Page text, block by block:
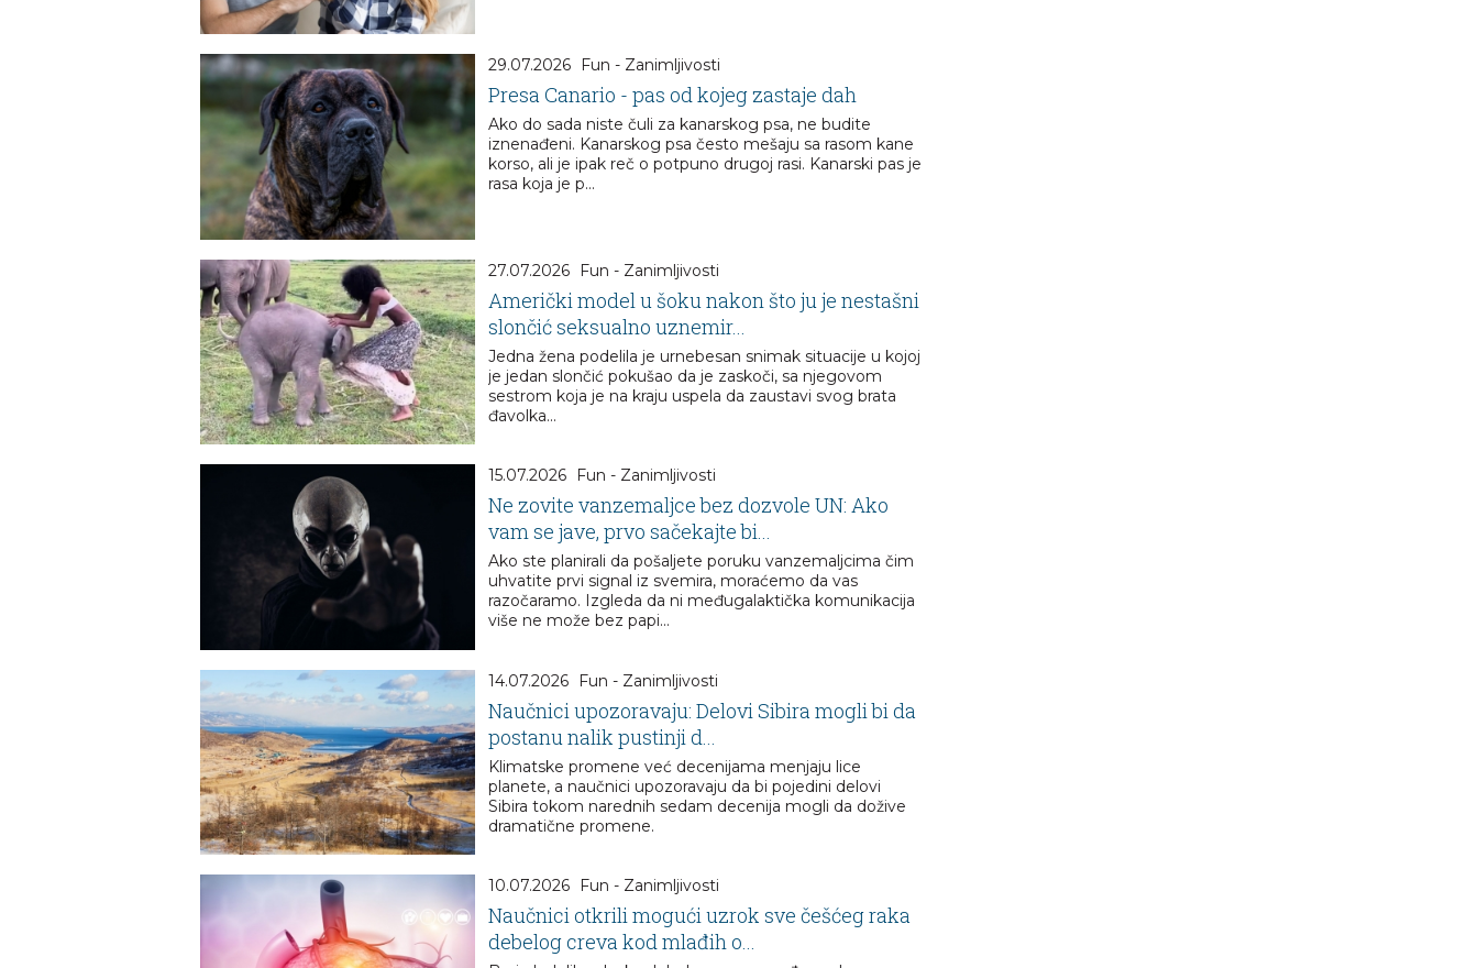
29.07.2026 Fun - Zanimljivosti
Presa Canario - pas od kojeg zastaje dah
Ako do sada niste čuli za kanarskog psa, ne budite
iznenađeni. Kanarskog psa često mešaju sa rasom kane
korso, ali je ipak reč o potpuno drugoj rasi. Kanarski pas je
rasa koja je p...
27.07.2026 Fun - Zanimljivosti
Američki model u šoku nakon što ju je nestašni
slončić seksualno uznemir...
Jedna žena podelila je urnebesan snimak situacije u kojoj
je jedan slončić pokušao da je zaskoči, sa njegovom
sestrom koja je na kraju uspela da zaustavi svog brata
đavolka...
15.07.2026 Fun - Zanimljivosti
Ne zovite vanzemaljce bez dozvole UN: Ako
vam se jave, prvo sačekajte bi...
Ako ste planirali da pošaljete poruku vanzemaljcima čim
uhvatite prvi signal iz svemira, moraćemo da vas
razočaramo. Izgleda da ni međugalaktička komunikacija
više ne može bez papi...
14.07.2026 Fun - Zanimljivosti
Naučnici upozoravaju: Delovi Sibira mogli bi da
postanu nalik pustinji d...
Klimatske promene već decenijama menjaju lice
planete, a naučnici upozoravaju da bi pojedini delovi
Sibira tokom narednih sedam decenija mogli da dožive
dramatične promene.
10.07.2026 Fun - Zanimljivosti
Naučnici otkrili mogući uzrok sve češćeg raka
debelog creva kod mlađih o...